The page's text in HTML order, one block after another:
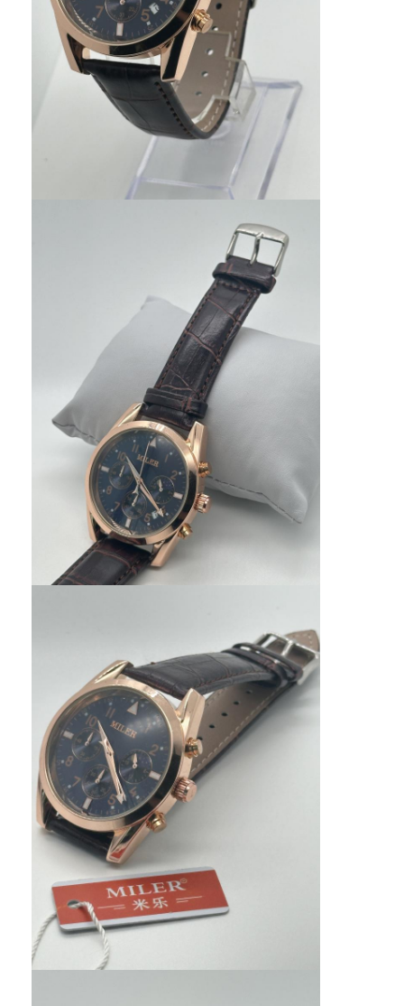
Blog
Jam Tangan Kuarsa
Jam Tangan Kuarsa Tali Kulit
Jam tangan dengan tali stainless steel
Jam tangan quartz ringan
Jam Tangan Olahraga Digital
Jam Tangan Pasangan yang Bergaya
Jam Tangan Anak-anak
Watch Spare Parts
Suku Cadang Tali Jam Tangan